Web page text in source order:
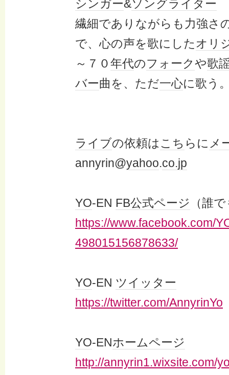
シンガー&ソングライター
繊細でありながらも力強さ
で、心の声を歌にしたオリ
～７０年代のフォークや歌
バー曲を、ただ一心に歌う
ライブの依頼はこち らに メ
annyrin@yahoo.co.jp
YO-EN FB公式ページ
（誰
https://www.facebook.com/
498015156878633/
YO-EN ツイッター
https://twitter.com/AnnyrinYo
YO-ENホームページ
http://annyrin1.wixsite.com/